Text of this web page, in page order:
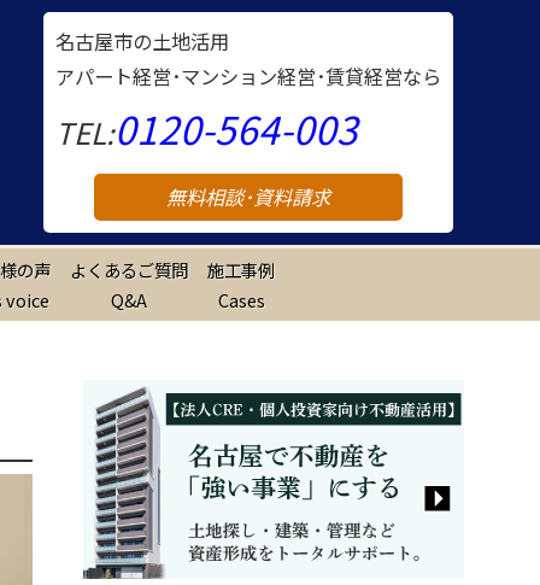
名古屋市の土地活用
アパート経営･マンション経営･賃貸経営なら
TEL:0120-564-003
無料相談･資料請求
の声
voice
よくあるご質問
Q&A
施工事例
Cases